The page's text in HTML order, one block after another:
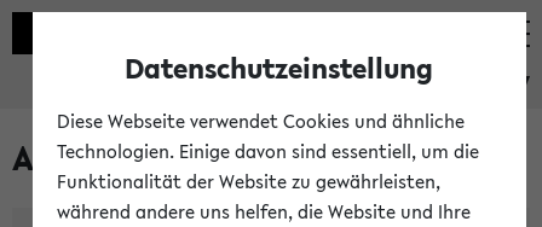
eKVV
Alle Lehrenden
Datenschutzeinstellung
Diese Webseite verwendet Cookies und ähnliche
Technologien. Einige davon sind essentiell, um die
Funktionalität der Website zu gewährleisten,
während andere uns helfen, die Website und Ihre